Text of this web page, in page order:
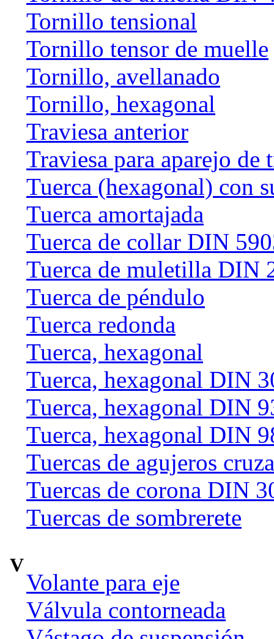
Tornillo tensional
Tornillo tensor de muelle
Tornillo, avellanado
Tornillo, hexagonal
Traviesa anterior
Traviesa para aparejo
Tuerca (hexagonal) con
Tuerca amortajada
Tuerca de collar DIN
Tuerca de muletilla DIN
Tuerca de péndulo
Tuerca redonda
Tuerca, hexagonal
Tuerca, hexagonal DIN
Tuerca, hexagonal DIN
Tuerca, hexagonal DIN
Tuercas de agujeros
Tuercas de corona DIN
Tuercas de sombrerete
V
Volante para eje
Válvula contorneada